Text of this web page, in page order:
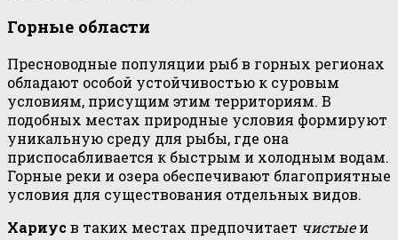
Горные области
Пресноводные популяции рыб в горных регионах
обладают особой устойчивостью к суровым
условиям, присущим этим территориям. В
подобных местах природные условия формируют
уникальную среду для рыбы, где она
приспосабливается к быстрым и холодным водам.
Горные реки и озера обеспечивают благоприятные
условия для существования отдельных видов.
Хариус в таких местах предпочитает чистыеи